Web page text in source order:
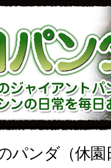
パンダ（休園